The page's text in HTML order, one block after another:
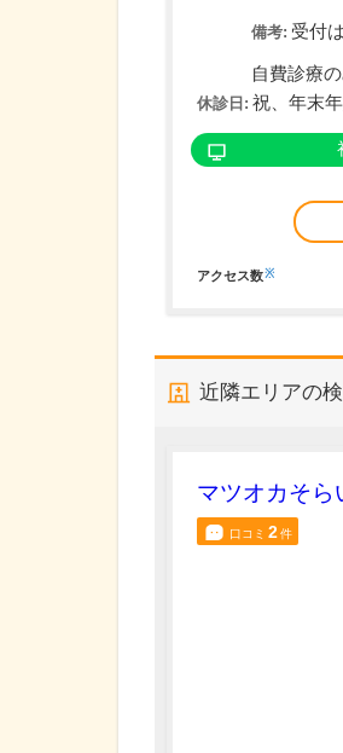
備考: 受付
自費診療
休診日: 祝、年末
アクセス数※
近隣エリアの
マツオカそら
口コミ 2件